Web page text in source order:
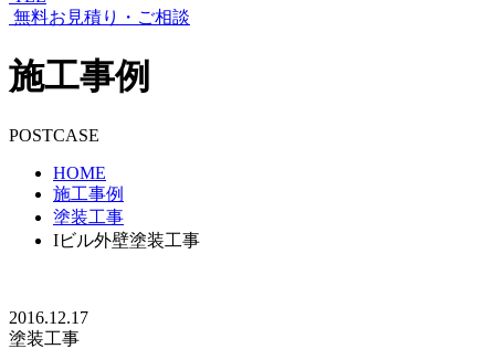
無料お見積り・ご相談
施工事例
POSTCASE
HOME
施工事例
塗装工事
Iビル外壁塗装工事
2016.12.17
塗装工事